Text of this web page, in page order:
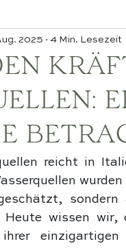
2025 4 Min. Lesezeit
reicht in
Heute wissen
einzigartigen